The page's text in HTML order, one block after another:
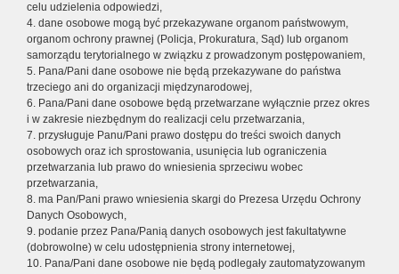
celu udzielenia odpowiedzi,
4. dane osobowe mogą być przekazywane organom państwowym,
organom ochrony prawnej (Policja, Prokuratura, Sąd) lub organom
samorządu terytorialnego w związku z prowadzonym postępowaniem,
5. Pana/Pani dane osobowe nie będą przekazywane do państwa
trzeciego ani do organizacji międzynarodowej,
6. Pana/Pani dane osobowe będą przetwarzane wyłącznie przez okres
i w zakresie niezbędnym do realizacji celu przetwarzania,
7. przysługuje Panu/Pani prawo dostępu do treści swoich danych
osobowych oraz ich sprostowania, usunięcia lub ograniczenia
przetwarzania lub prawo do wniesienia sprzeciwu wobec
przetwarzania,
8. ma Pan/Pani prawo wniesienia skargi do Prezesa Urzędu Ochrony
Danych Osobowych,
9. podanie przez Pana/Panią danych osobowych jest fakultatywne
(dobrowolne) w celu udostępnienia strony internetowej,
10. Pana/Pani dane osobowe nie będą podlegały zautomatyzowanym